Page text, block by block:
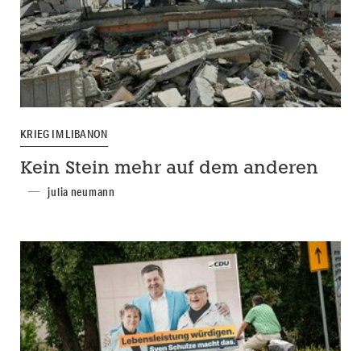
KRIEG IM LIBANON
Kein Stein mehr auf dem anderen
julia neumann